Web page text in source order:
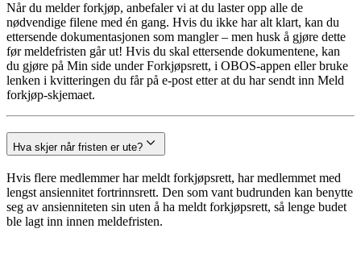
Når du melder forkjøp, anbefaler vi at du laster opp alle de
nødvendige filene med én gang. Hvis du ikke har alt klart, kan du
ettersende dokumentasjonen som mangler – men husk å gjøre dette
før meldefristen går ut! Hvis du skal ettersende dokumentene, kan
du gjøre på Min side under Forkjøpsrett, i OBOS-appen eller bruke
lenken i kvitteringen du får på e-post etter at du har sendt inn Meld
forkjøp-skjemaet.
Hva skjer når fristen er ute?
Hvis flere medlemmer har meldt forkjøpsrett, har medlemmet med
lengst ansiennitet fortrinnsrett. Den som vant budrunden kan benytte
seg av ansienniteten sin uten å ha meldt forkjøpsrett, så lenge budet
ble lagt inn innen meldefristen.